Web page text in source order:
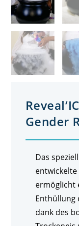
Gender
Das
entwickelte
ermöglicht
Enthüllung
dank des